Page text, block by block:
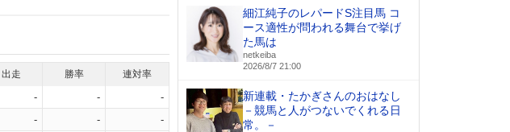
出走 勝率 連対率
- -
-
- -
-
細江純子のレパードS注目馬 コ
ース適性が問われる舞台で挙げ
た馬は
netkeiba
2026/8/7 21:00
新連載・たかぎさんのおはなし
－競馬と人がつないでくれる日
常。－